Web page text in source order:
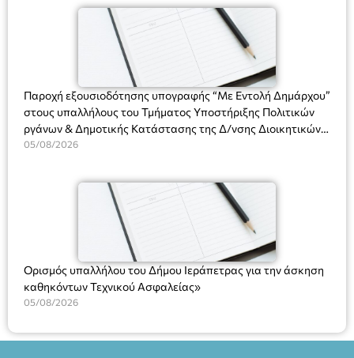
Πλαστήρα), E&G Mini market (Δημοκρατίας 39 Ιεράπετρα)
και στο more.com Χώρος: 3ο Γυμνάσιο Ιεράπετρας
(Είσοδος ΕΠΑ.Λ.) Έναρξη 21:15 Οργάνωση: ΚΝΩΣΟΣ
ΘΕΑΤΡΙΚΕΣ ΠΑΡΑΓΩΓΕΣ ΕΕ
(Ν. 5314/2026).»
Παροχή εξουσιοδότησης υπογραφής “Με Εντολή Δημάρχου”
στους υπαλλήλους του Τμήματος Υποστήριξης Πολιτικών
ργάνων & Δημοτικής Κατάστασης της Δ/νσης Διοικητικών
Υπηρεσιών για αποφάσεις, πιστοποιητικά, πράξεις και
(Ν. 5314/2026).»
05/08/2026
Ορισμός υπαλλήλου του Δήμου Ιεράπετρας για την άσκηση
καθηκόντων Τεχνικού Ασφαλείας»
05/08/2026